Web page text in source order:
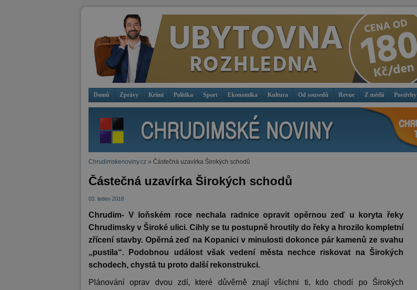
Domů Zprávy Krimi Politika Sport Ekonomika Kultura Od sousedů Revue Z médií Postřehy
Chrudimskenoviny.cz » Částečná uzavírka Širokých schodů
Částečná uzavírka Širokých schodů
03. leden 2018
Chrudim- V loňském roce nechala radnice opravit opěrnou zeď u koryta řeky
Chrudimsky v Široké ulici. Cihly se tu postupně hroutily do řeky a hrozilo kompletní
zřícení stavby. Opěrná zeď na Kopanici v minulosti dokonce pár kamenů ze svahu
„pustila“. Podobnou událost však vedení města nechce riskovat na Širokých
schodech, chystá tu proto další rekonstrukci.
Plánování oprav dvou zdí, které důvěrně znají všichni ti, kdo chodí po Širokých